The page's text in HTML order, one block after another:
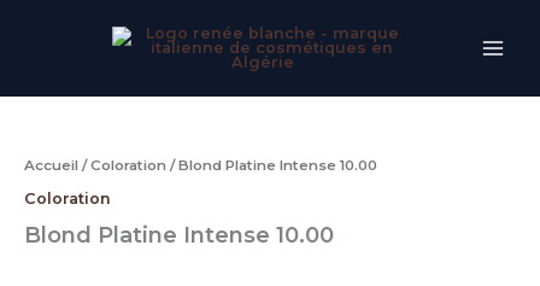
Accueil /Coloration / Blond Platine Intense 10.00
Coloration
Blond Platine Intense 10.00